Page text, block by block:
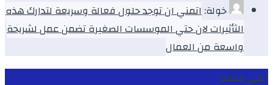
خولة:اتمني ان توجد حلول فعالة وسريعة لتدارك هذه
الثأثيرات لان حتي الموسسات الصغيرة تضمن عمل لشريحة
واسعة من العمال
ابقى متصلا